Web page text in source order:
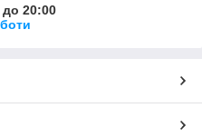
до 20:00